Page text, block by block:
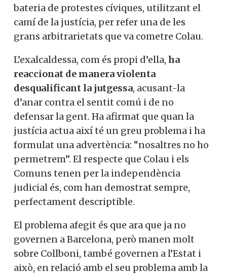
bateria de protestes cíviques, utilitzant el
camí de la justícia, per refer una de les
grans arbitrarietats que va cometre Colau.
L’exalcaldessa, com és propi d’ella, ha
reaccionat de manera violenta
desqualificant la jutgessa, acusant-la
d’anar contra el sentit comú i de no
defensar la gent. Ha afirmat que quan la
justícia actua així té un greu problema i ha
formulat una advertència: “nosaltres no ho
permetrem”. El respecte que Colau i els
Comuns tenen per la independència
judicial és, com han demostrat sempre,
perfectament descriptible.
El problema afegit és que ara que ja no
governen a Barcelona, però manen molt
sobre Collboni, també governen a l’Estat i
això, en relació amb el seu problema amb la